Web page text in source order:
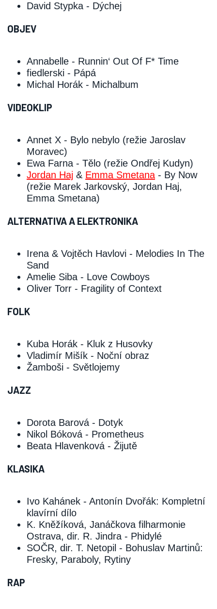
David Stypka ‑ Dýchej
OBJEV
Annabelle ‑ Runnin‘ Out Of F* Time
fiedlerski ‑ Pápá
Michal Horák ‑ Michalbum
VIDEOKLIP
Annet X ‑ Bylo nebylo (režie Jaroslav
Moravec)
Ewa Farna ‑ Tělo (režie Ondřej Kudyn)
Jordan Haj & Emma Smetana ‑ By Now
(režie Marek Jarkovský, Jordan Haj,
Emma Smetana)
ALTERNATIVA A ELEKTRONIKA
Irena & Vojtěch Havlovi ‑ Melodies In The
Sand
Amelie Siba ‑ Love Cowboys
Oliver Torr ‑ Fragility of Context
FOLK
Kuba Horák ‑ Kluk z Husovky
Vladimír Mišík ‑ Noční obraz
Žamboši ‑ Světlojemy
JAZZ
Dorota Barová ‑ Dotyk
Nikol Bóková ‑ Prometheus
Beata Hlavenková ‑ Žijutě
KLASIKA
Ivo Kahánek ‑ Antonín Dvořák: Kompletní
klavírní dílo
K. Kněžíková, Janáčkova filharmonie
Ostrava, dir. R. Jindra ‑ Phidylé
SOČR, dir. T. Netopil ‑ Bohuslav Martinů:
Fresky, Paraboly, Rytiny
RAP